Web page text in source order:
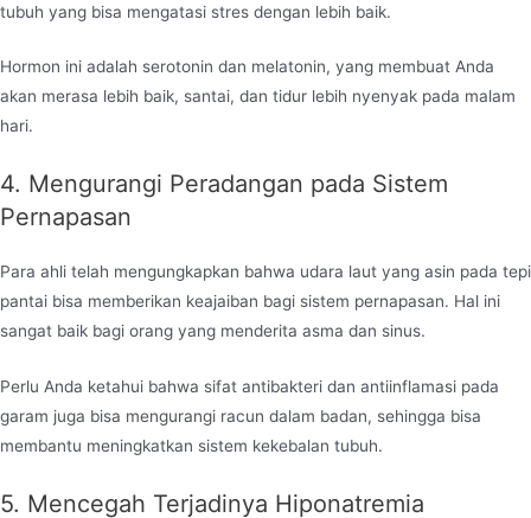
tubuh yang bisa mengatasi stres dengan lebih baik.
Hormon ini adalah serotonin dan melatonin, yang membuat Anda
akan merasa lebih baik, santai, dan tidur lebih nyenyak pada malam
hari.
4. Mengurangi Peradangan pada Sistem
Pernapasan
Para ahli telah mengungkapkan bahwa udara laut yang asin pada tepi
pantai bisa memberikan keajaiban bagi sistem pernapasan. Hal ini
sangat baik bagi orang yang menderita asma dan sinus.
Perlu Anda ketahui bahwa sifat antibakteri dan antiinflamasi pada
garam juga bisa mengurangi racun dalam badan, sehingga bisa
membantu meningkatkan sistem kekebalan tubuh.
5. Mencegah Terjadinya Hiponatremia